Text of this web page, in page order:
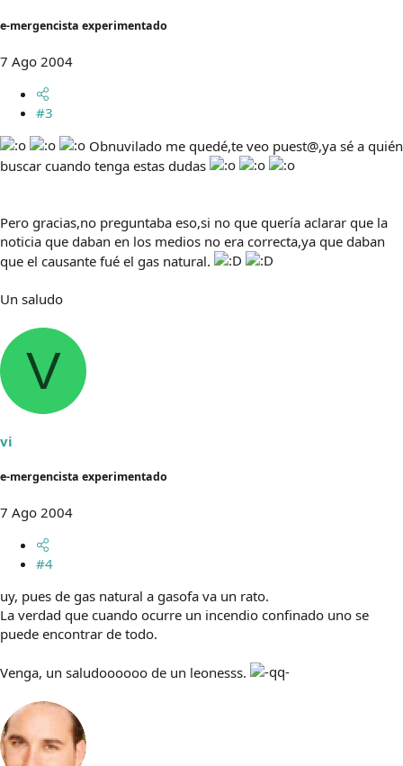
e-mergencista experimentado
7 Ago 2004
#3
Obnuvilado me quedé,te veo puest@,ya sé a quién
buscar cuando tenga estas dudas
Pero gracias,no preguntaba eso,si no que quería aclarar que la
noticia que daban en los medios no era correcta,ya que daban
que el causante fué el gas natural.
Un saludo
V
vi
e-mergencista experimentado
7 Ago 2004
#4
uy, pues de gas natural a gasofa va un rato.
La verdad que cuando ocurre un incendio confinado uno se
puede encontrar de todo.
Venga, un saludoooooo de un leonesss.